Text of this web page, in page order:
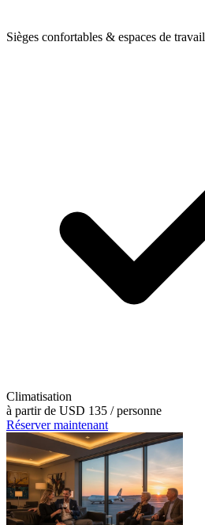
Sièges confortables & espaces de travail
Climatisation
à partir de USD 135 / personne
Réserver maintenant